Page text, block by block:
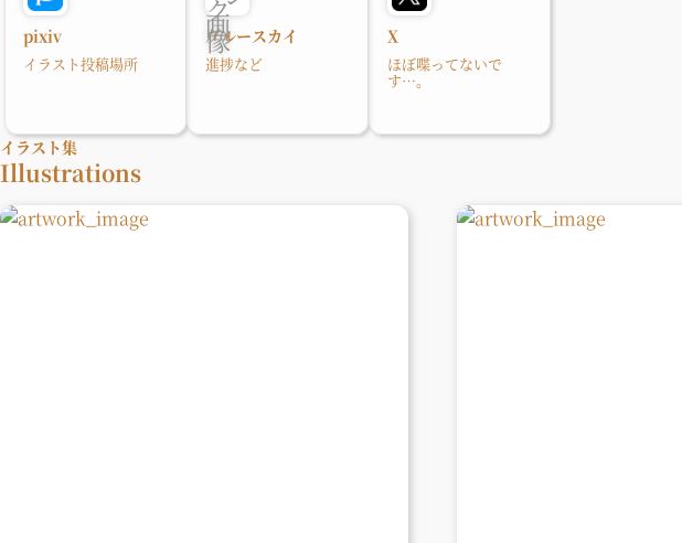
pixiv
イラスト投稿場所
ブルースカイ
進捗など
X
ほぼ喋ってないで
す…。
イラスト集
Illustrations